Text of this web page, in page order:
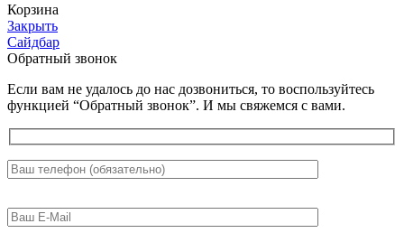
Корзина
Закрыть
Сайдбар
Обратный звонок
Если вам не удалось до нас дозвониться, то воспользуйтесь
функцией “Обратный звонок”. И мы свяжемся с вами.